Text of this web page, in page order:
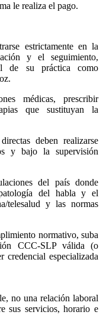
le realiza el pago.
estrictamente en la
y el seguimiento,
de su práctica como
médicas, prescribir
que sustituyan la
deben realizarse
y bajo la supervisión
del país donde
del habla y el
telesalud y las normas
normativo, suba
CCC-SLP válida (o
credencial especializada
no una relación laboral
sus servicios, horario e